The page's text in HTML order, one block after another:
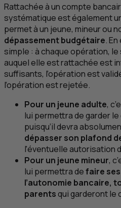
Rattachée à un compte
systématique est également
permet à un jeune, mineur ou
dépassement budgétaire.
simple : à chaque opération,
auquel elle est rattachée est
suffisants, l’opération est
l’opération est rejetée.
Pour un jeune adulte,
lui permettra de garder
puisqu’il devra
dépasser son plafond
l'éventuelle autorisation
Pour un jeune mineur,
lui permettra defaire
l’autonomie bancaire,
parentsqui garderont le